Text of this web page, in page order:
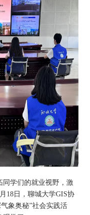
学们的就业视野，激
18日，聊城大学GIS协
象奥秘”社会实践活